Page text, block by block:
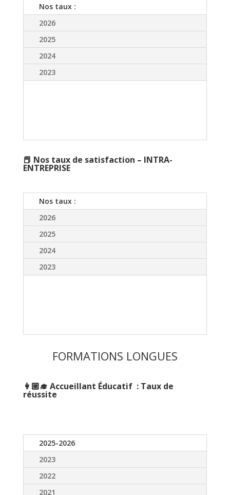
Nos taux :
2026
2025
2024
2023
📕 Nos taux de satisfaction – INTRA-
ENTREPRISE
Nos taux :
2026
2025
2024
2023
FORMATIONS LONGUES
👩🏼‍🎓 Accueillant Éducatif : Taux de
réussite
2025-2026
2023
2022
2021